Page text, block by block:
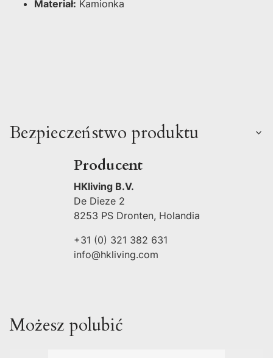
Materiał: Kamionka
Bezpieczeństwo produktu
Producent
HKliving B.V.
De Dieze 2
8253 PS Dronten, Holandia
+31 (0) 321 382 631
info@hkliving.com
Możesz polubić